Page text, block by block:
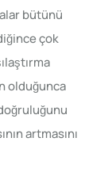
bütünü
çok
olduğunca
artmasını